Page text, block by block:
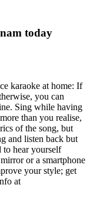
today
karaoke at home: If
you can
Sing while having
than you realise,
of the song, but
and listen back but
to hear yourself
or a smartphone
your style; get
at